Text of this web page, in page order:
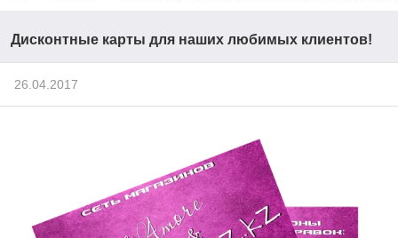
Дисконтные карты для наших любимых клиентов!
26.04.2017